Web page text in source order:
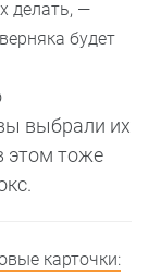
делать, —
будет
выбрали их
этом тоже
карточки: